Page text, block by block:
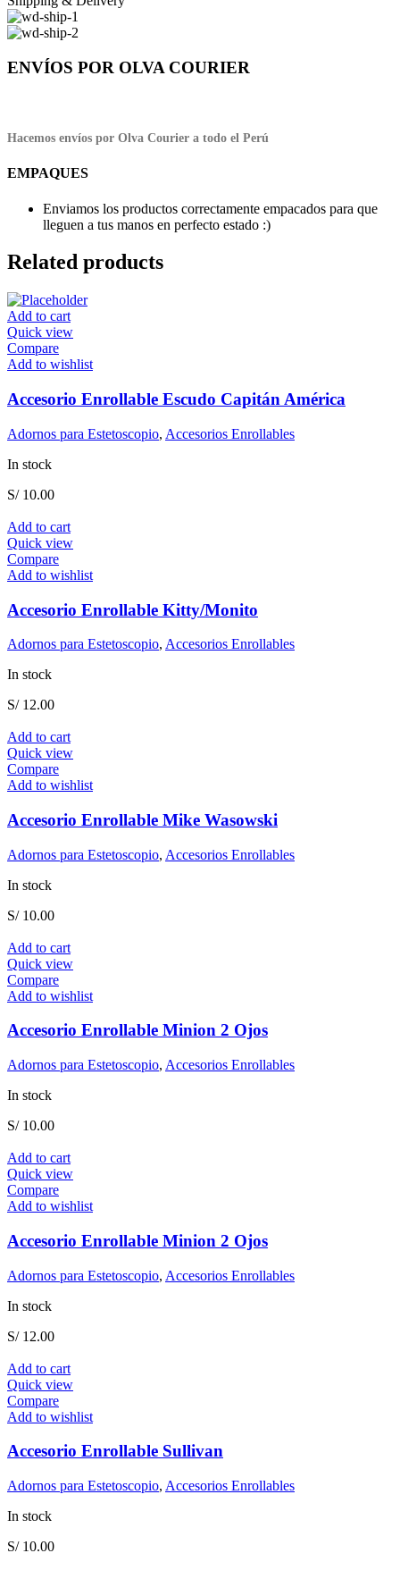
ENVÍOS POR OLVA COURIER
Hacemos envíos por Olva Courier a todo el Perú
EMPAQUES
Enviamos los productos correctamente empacados para que
lleguen a tus manos en perfecto estado :)
Related products
Add to cart
Quick view
Compare
Add to wishlist
Accesorio Enrollable Escudo Capitán América
Adornos para Estetoscopio, Accesorios Enrollables
In stock
S/10.00
Add to cart
Quick view
Compare
Add to wishlist
Accesorio Enrollable Kitty/Monito
Adornos para Estetoscopio, Accesorios Enrollables
In stock
S/12.00
Add to cart
Quick view
Compare
Add to wishlist
Accesorio Enrollable Mike Wasowski
Adornos para Estetoscopio, Accesorios Enrollables
In stock
S/10.00
Add to cart
Quick view
Compare
Add to wishlist
Accesorio Enrollable Minion 2 Ojos
Adornos para Estetoscopio, Accesorios Enrollables
In stock
S/10.00
Add to cart
Quick view
Compare
Add to wishlist
Accesorio Enrollable Minion 2 Ojos
Adornos para Estetoscopio, Accesorios Enrollables
In stock
S/12.00
Add to cart
Quick view
Compare
Add to wishlist
Accesorio Enrollable Sullivan
Adornos para Estetoscopio, Accesorios Enrollables
In stock
S/10.00